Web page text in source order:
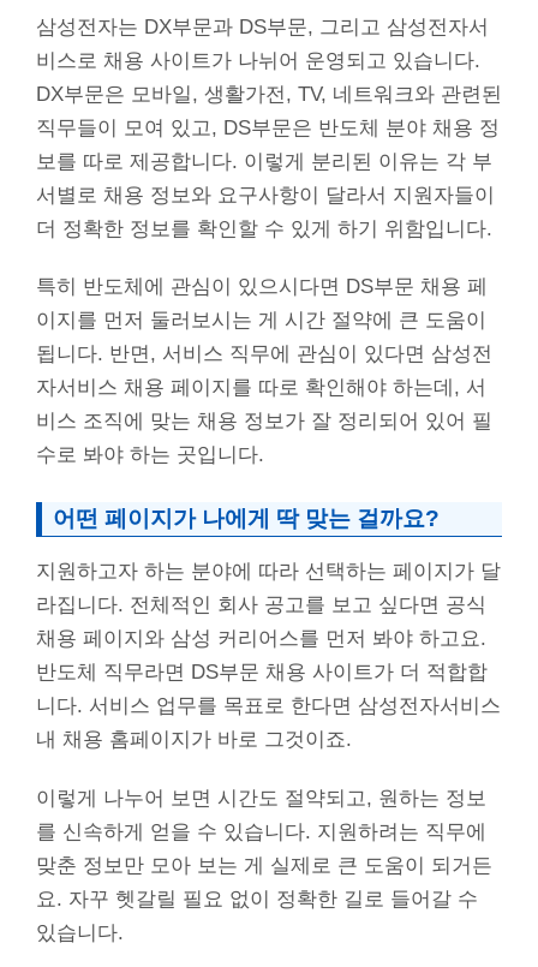
삼성전자는 DX부문과 DS부문, 그리고 삼성전자서
비스로 채용 사이트가 나뉘어 운영되고 있습니다.
DX부문은 모바일, 생활가전, TV, 네트워크와 관련된
직무들이 모여 있고, DS부문은 반도체 분야 채용 정
보를 따로 제공합니다. 이렇게 분리된 이유는 각 부
서별로 채용 정보와 요구사항이 달라서 지원자들이
더 정확한 정보를 확인할 수 있게 하기 위함입니다.
특히 반도체에 관심이 있으시다면 DS부문 채용 페
이지를 먼저 둘러보시는 게 시간 절약에 큰 도움이
됩니다. 반면, 서비스 직무에 관심이 있다면 삼성전
자서비스 채용 페이지를 따로 확인해야 하는데, 서
비스 조직에 맞는 채용 정보가 잘 정리되어 있어 필
수로 봐야 하는 곳입니다.
어떤 페이지가 나에게 딱 맞는 걸까요?
지원하고자 하는 분야에 따라 선택하는 페이지가 달
라집니다. 전체적인 회사 공고를 보고 싶다면 공식
채용 페이지와 삼성 커리어스를 먼저 봐야 하고요.
반도체 직무라면 DS부문 채용 사이트가 더 적합합
니다. 서비스 업무를 목표로 한다면 삼성전자서비스
내 채용 홈페이지가 바로 그것이죠.
이렇게 나누어 보면 시간도 절약되고, 원하는 정보
를 신속하게 얻을 수 있습니다. 지원하려는 직무에
맞춘 정보만 모아 보는 게 실제로 큰 도움이 되거든
요. 자꾸 헷갈릴 필요 없이 정확한 길로 들어갈 수
있습니다.